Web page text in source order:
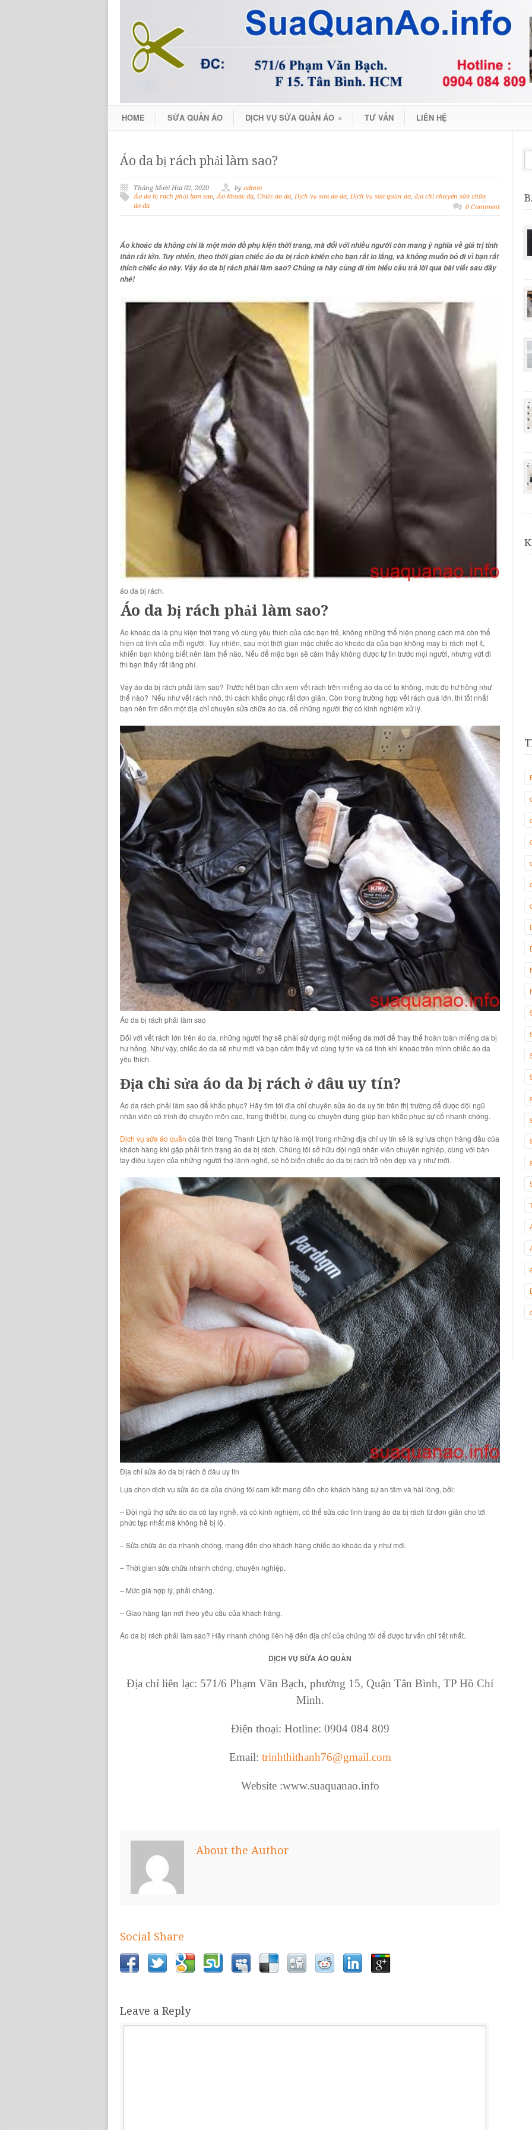
HOME SỬA QUẦN ÁO DỊCH VỤ SỬA QUẦN ÁO » TƯ VẤN LIÊN HỆ
Áo da bị rách phải làm sao?
Tháng Mười Hai 02, 2020 by admin
Áo da bị rách phải làm sao,Áo khoác da, Chiếc áo da, Dịch vụ sửa áo da, Dịch vụ sửa quần áo, địa chỉ chuyên sửa chữa
áo da
0 Comment
Áo khoác da không chỉ là một món đồ phụ kiện thời trang, mà đối với nhiều người còn mang ý nghĩa về giá trị tinh
thần rất lớn. Tuy nhiên, theo thời gian chiếc áo da bị rách khiến cho bạn rất lo lắng, và không muốn bỏ đi vì bạn rất
thích chiếc áo này. Vậyáo da bị rách phải làm sao? Chúng ta hãy cùng đi tìm hiểu câu trả lời qua bài viết sau đây
nhé!
áo da bị rách.
Áo da bị rách phải làm sao?
Áo khoác da là phụ kiện thời trang vô cùng yêu thích của các bạn trẻ, không những thể hiện phong cách mà còn thể
hiện cá tính của mỗi người. Tuy nhiên, sau một thời gian mặc chiếc áo khoác da của bạn không may bị rách một ít,
khiến bạn không biết nên làm thế nào. Nếu để mặc bạn sẽ cảm thấy không được tự tin trước mọi người, nhưng vứt đi
thì bạn thấy rất lãng phí.
Vậy áo da bị rách phải làm sao? Trước hết bạn cần xem vết rách trên miếng áo da có to không, mức độ hư hỏng như
thế nào? Nếu như vết rách nhỏ, thì cách khắc phục rất đơn giản. Còn trong trường hợp vết rách quá lớn, thì tốt nhất
bạn nên tìm đến một địa chỉ chuyên sửa chữa áo da, để những người thợ có kinh nghiệm xử lý.
Áo da bị rách phải làm sao
Đối với vết rách lớn trên áo da, những người thợ sẽ phải sử dụng một miếng da mới để thay thế hoàn toàn miếng da bị
hư hỏng. Như vậy, chiếc áo da sẽ như mới và bạn cảm thấy vô cùng tự tin và cá tính khi khoác trên mình chiếc áo da
yêu thích.
Địa chỉ sửa áo da bị rách ở đâu uy tín?
Áo da rách phải làm sao để khắc phục? Hãy tìm tới địa chỉ chuyên sửa áo da uy tín trên thị trường để được đội ngũ
nhân viên có trình độ chuyên môn cao, trang thiết bị, dụng cụ chuyên dụng giúp bạn khắc phục sự cố nhanh chóng.
Dịch vụ sửa áo quần của thời trang Thanh Lịch tự hào là một trong những địa chỉ uy tín sẽ là sự lựa chọn hàng đầu của
khách hàng khi gặp phải tình trạng áo da bị rách. Chúng tôi sở hữu đội ngũ nhân viên chuyên nghiệp, cùng với bàn
tay điêu luyện của những người thợ lành nghề, sẽ hô biến chiếc áo da bị rách trở nên đẹp và y như mới.
Địa chỉ sửa áo da bị rách ở đâu uy tín
Lựa chọn dịch vụ sửa áo da của chúng tôi cam kết mang đến cho khách hàng sự an tâm và hài lòng, bởi:
– Đội ngũ thợ sửa áo da có tay nghề, và có kinh nghiệm, có thể sửa các tình trạng áo da bị rách từ đơn giản cho tới
phức tạp nhất mà không hề bị lộ.
– Sửa chữa áo da nhanh chóng, mang đến cho khách hàng chiếc áo khoác da y như mới.
– Thời gian sửa chữa nhanh chóng, chuyên nghiệp.
– Mức giá hợp lý, phải chăng.
– Giao hàng tận nơi theo yêu cầu của khách hàng.
Áo da bị rách phải làm sao? Hãy nhanh chóng liên hệ đến địa chỉ của chúng tôi để được tư vấn chi tiết nhất.
DỊCH VỤ SỬA ÁO QUẦN
Địa chỉ liên lạc: 571/6 Phạm Văn Bạch, phường 15, Quận Tân Bình, TP Hồ Chí
Minh.
Điện thoại: Hotline: 0904 084 809
Email: trinhthithanh76@gmail.com
Website :www.suaquanao.info
About the Author
Social Share
Leave a Reply